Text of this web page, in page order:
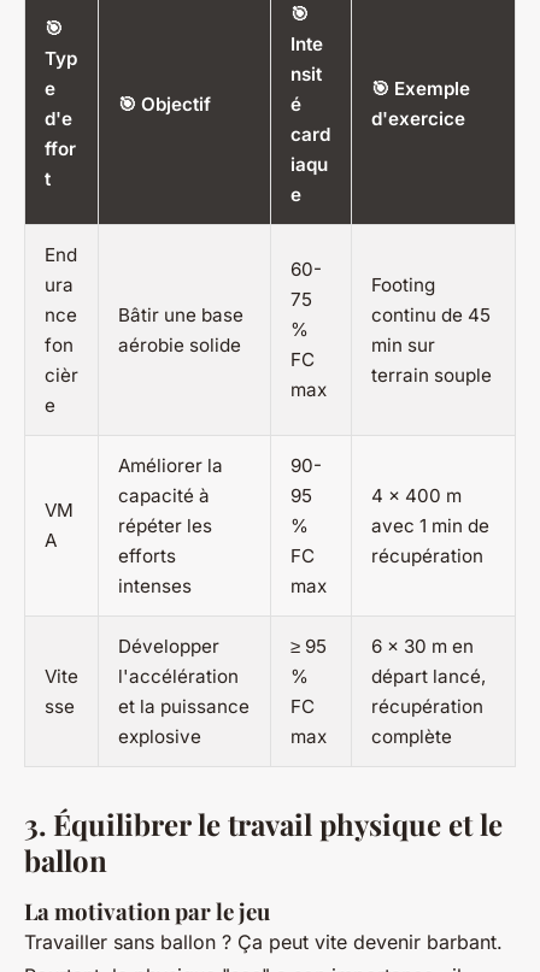
🎯
Typ
e
d'e
ffor
t
🎯 Objectif
🎯
Inte
nsit
é
card
iaqu
e
🎯 Exemple
d'exercice
End
ura
nce
fon
cièr
e
Bâtir une base
aérobie solide
60-
75
%
FC
max
Footing
continu de 45
min sur
terrain souple
VM
A
Améliorer la
capacité à
répéter les
efforts
intenses
90-
95
%
FC
max
4 x 400 m
avec 1 min de
récupération
Vite
sse
Développer
l'accélération
et la puissance
explosive
≥ 95
%
FC
max
6 x 30 m en
départ lancé,
récupération
complète
3. Équilibrer le travail physique et le
ballon
La motivation par le jeu
Travailler sans ballon ? Ça peut vite devenir barbant.